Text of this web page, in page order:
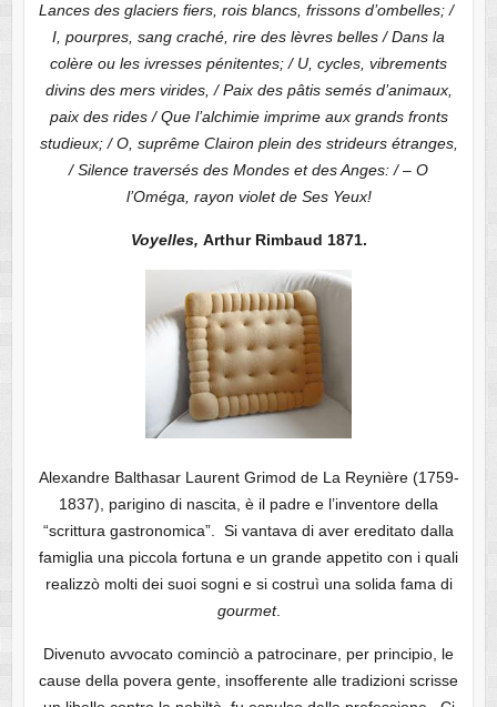
Lances des glaciers fiers, rois blancs, frissons d’ombelles; /
I, pourpres, sang craché, rire des lèvres belles / Dans la
colère ou les ivresses pénitentes; / U, cycles, vibrements
divins des mers virides, / Paix des pâtis semés d’animaux,
paix des rides / Que l’alchimie imprime aux grands fronts
studieux; / O, suprême Clairon plein des strideurs étranges,
/ Silence traversés des Mondes et des Anges: / – O
l’Oméga, rayon violet de Ses Yeux!
Voyelles, Arthur Rimbaud 1871.
Alexandre Balthasar Laurent Grimod de La Reynière (1759-
1837), parigino di nascita, è il padre e l’inventore della
“scrittura gastronomica”. Si vantava di aver ereditato dalla
famiglia una piccola fortuna e un grande appetito con i quali
realizzò molti dei suoi sogni e si costruì una solida fama di
gourmet.
Divenuto avvocato cominciò a patrocinare, per principio, le
cause della povera gente, insofferente alle tradizioni scrisse